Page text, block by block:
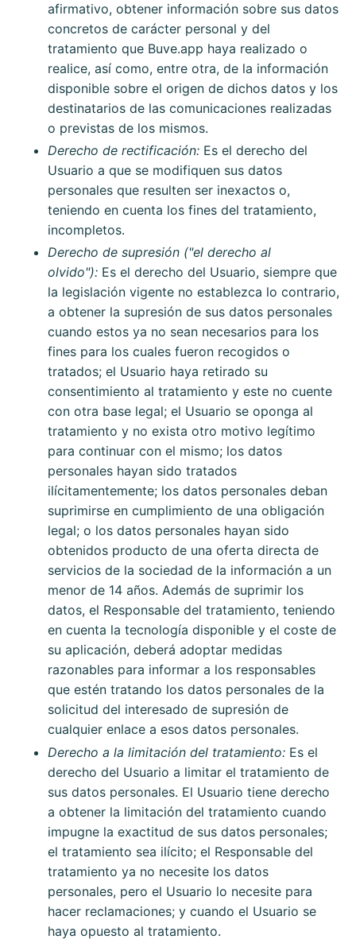
afirmativo, obtener información sobre sus datos
concretos de carácter personal y del
tratamiento que Buve.app haya realizado o
realice, así como, entre otra, de la información
disponible sobre el origen de dichos datos y los
destinatarios de las comunicaciones realizadas
o previstas de los mismos.
Derecho de rectificación: Es el derecho del
Usuario a que se modifiquen sus datos
personales que resulten ser inexactos o,
teniendo en cuenta los fines del tratamiento,
incompletos.
Derecho de supresión ("el derecho al
olvido"): Es el derecho del Usuario, siempre que
la legislación vigente no establezca lo contrario,
a obtener la supresión de sus datos personales
cuando estos ya no sean necesarios para los
fines para los cuales fueron recogidos o
tratados; el Usuario haya retirado su
consentimiento al tratamiento y este no cuente
con otra base legal; el Usuario se oponga al
tratamiento y no exista otro motivo legítimo
para continuar con el mismo; los datos
personales hayan sido tratados
ilícitamentemente; los datos personales deban
suprimirse en cumplimiento de una obligación
legal; o los datos personales hayan sido
obtenidos producto de una oferta directa de
servicios de la sociedad de la información a un
menor de 14 años. Además de suprimir los
datos, el Responsable del tratamiento, teniendo
en cuenta la tecnología disponible y el coste de
su aplicación, deberá adoptar medidas
razonables para informar a los responsables
que estén tratando los datos personales de la
solicitud del interesado de supresión de
cualquier enlace a esos datos personales.
Derecho a la limitación del tratamiento: Es el
derecho del Usuario a limitar el tratamiento de
sus datos personales. El Usuario tiene derecho
a obtener la limitación del tratamiento cuando
impugne la exactitud de sus datos personales;
el tratamiento sea ilícito; el Responsable del
tratamiento ya no necesite los datos
personales, pero el Usuario lo necesite para
hacer reclamaciones; y cuando el Usuario se
haya opuesto al tratamiento.